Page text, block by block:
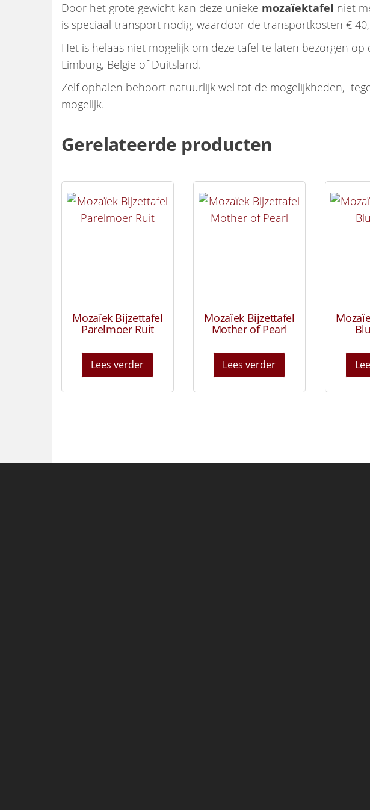
Door het grote gewicht kan deze unieke mozaïektafel niet
is speciaal transport nodig, waardoor de transportkosten €
Het is helaas niet mogelijk om deze tafel te laten bezorgen
Limburg, Belgie of Duitsland.
Zelf ophalen behoort natuurlijk wel tot de mogelijkheden,
mogelijk.
Gerelateerde producten
Mozaïek Bijzettafel
Parelmoer Ruit
Lees verder
Mozaïek Bijzettafel
Mother of Pearl
Lees verder